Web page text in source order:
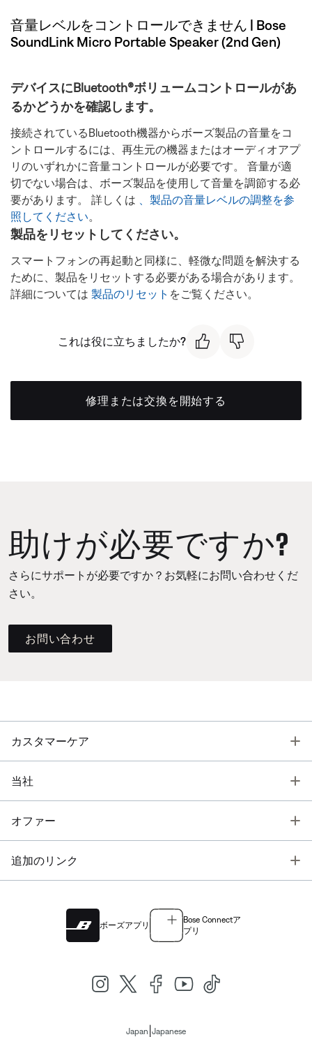
音量レベルをコントロールできません | Bose
SoundLink Micro Portable Speaker (2nd Gen)
デバイスにBluetooth®ボリュームコントロールがあ
るかどうかを確認します。
接続されているBluetooth機器からボーズ製品の音量をコ
ントロールするには、再生元の機器またはオーディオアプ
リのいずれかに音量コントロールが必要です。 音量が適
切でない場合は、ボーズ製品を使用して音量を調節する必
要があります。 詳しくは
、製品の音量レベルの調整を参
照してください。
製品をリセットしてください。
スマートフォンの再起動と同様に、軽微な問題を解決する
ために、製品をリセットする必要がある場合があります。
詳細については 製品のリセット をご覧ください。
これは役に立ちましたか?
修理または交換を開始する
助けが必要ですか?
さらにサポートが必要ですか？お気軽にお問い合わせくだ
さい。
お問い合わせ
カスタマーケア
当社
オファー
追加のリンク
ボーズアプリ
Bose Connectア
プリ
Japan Japanese